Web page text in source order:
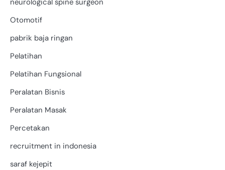
neurological spine surgeon
Otomotif
pabrik baja ringan
Pelatihan
Pelatihan Fungsional
Peralatan Bisnis
Peralatan Masak
Percetakan
recruitment in indonesia
saraf kejepit